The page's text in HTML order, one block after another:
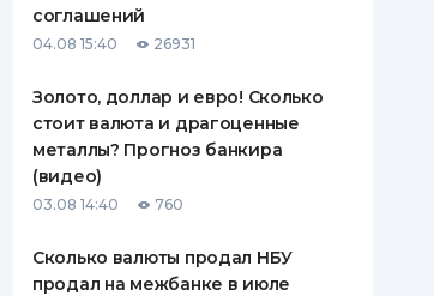
ПУТЕВОДИТЕЛИ ПО
ВСЕ СТРАХОВЫЕ ПОЛИСЫ
СТРАХОВЫЕ КОМПАНИИ
ОТЗЫВЫ О СТРАХОВЫХ
ДОСТАВКА И ОПЛАТА
соглашений
04.08 15:40 26931
Золото, доллар и евро! Сколько
стоит валюта и драгоценные
металлы? Прогноз банкира
(видео)
03.08 14:40 760
Сколько валюты продал НБУ
продал на межбанке в июле